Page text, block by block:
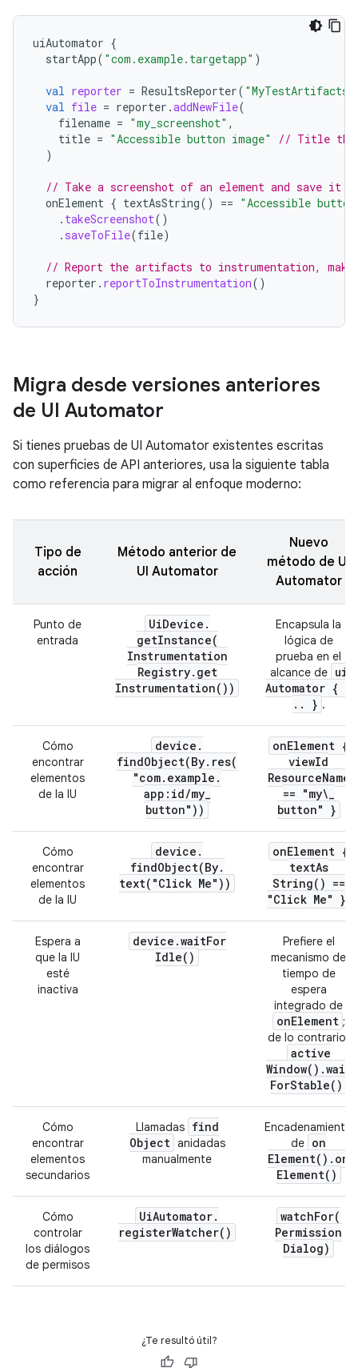
uiAutomator {
startApp( "com.example.targetapp" )
val reporter = ResultsReporter( "MyTestArtifacts"
val file = reporter .addNewFile(
filename = "my_screenshot" ,
title = "Accessible button image"
// Title that
)
// Take a screenshot of an element and save it
onElement { textAsString() == "Accessible
. takeScreenshot()
. saveToFile(file)
// Report the artifacts to instrumentation,
reporter . reportToInstrumentation()
}
Migra desde versiones anteriores
de UI Automator
Si tienes pruebas de UI Automator existentes escritas
con superficies de API anteriores, usa la siguiente tabla
como referencia para migrar al enfoque moderno:
Tipo de
acción
Método anterior de
UI Automator
Nuevo
método de UI
Automator
Punto de
entrada
UiDevice .
getInstance(
Instrumentation
Registry. get
Instrumentation( ))
Encapsula la
lógica de
prueba en el
alcance de ui
Automator {
. . } .
Cómo
encontrar
elementos
de la IU
device .
findObject(By. res(
"com. example .
app:id/my_
button"))
onElement {
viewId
ResourceName
== "my\_
button" }
Cómo
encontrar
elementos
de la IU
device .
findObject(By.
text( "Click Me"))
onElement {
textAs
String( ) ==
"Click Me" }
Espera a
que la IU
esté
inactiva
device .waitFor
Idle( )
Prefiere el
mecanismo de
tiempo de
espera
integrado de
onElement ;
de lo contrario,
active
Window( ) .wait
ForStable( )
Cómo
encontrar
elementos
secundarios
Llamadas find
Object anidadas
manualmente
Encadenamiento
de on
Element( ) . on
Element( )
Cómo
controlar
los diálogos
de permisos
UiAutomator.
registerWatcher( )
watchFor(
Permission
Dialog)
¿Te resultó útil?